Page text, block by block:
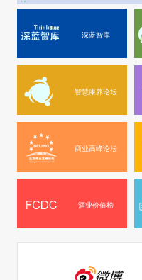
深蓝智库
智慧康养论坛
商业高峰论坛
酒业价值榜